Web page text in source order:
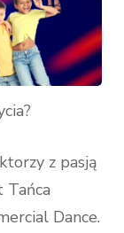
z pasją
Dance.